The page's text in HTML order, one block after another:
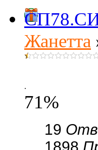
Жанетта
.
71%
19